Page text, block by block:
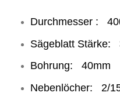
Durchmesser :
Sägeblatt Stärke:
Bohrung: 40mm
Nebenlöcher: 2/